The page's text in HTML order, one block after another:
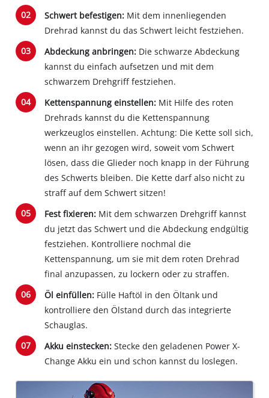
setup
the
site
with
their
add
this
content
technologies
Powered
by
Usercentrics
Management
Platform
Schwert befestigen:Mit dem innenliegenden
Drehrad kannst du das Schwert leicht festziehen.
Abdeckung anbringen: Die schwarze Abdeckung
kannst du einfach aufsetzen und mit dem
schwarzem Drehgriff festziehen.
Kettenspannung einstellen:Mit Hilfe des roten
Drehrads kannst du die Kettenspannung
werkzeuglos einstellen. Achtung: Die Kette soll sich,
wenn an ihr gezogen wird, soweit vom Schwert
lösen, dass die Glieder noch knapp in der Führung
des Schwerts bleiben. Die Kette darf also nicht zu
straff auf dem Schwert sitzen!
Fest fixieren:Mit dem schwarzen Drehgriff kannst
du jetzt das Schwert und die Abdeckung endgültig
festziehen. Kontrolliere nochmal die
Kettenspannung, um sie mit dem roten Drehrad
final anzupassen, zu lockern oder zu straffen.
Öl einfüllen:Fülle Haftöl in den Öltank und
kontrolliere den Ölstand durch das integrierte
Schauglas.
Akku einstecken:Stecke den geladenen Power X-
Change Akku ein und schon kannst du loslegen.